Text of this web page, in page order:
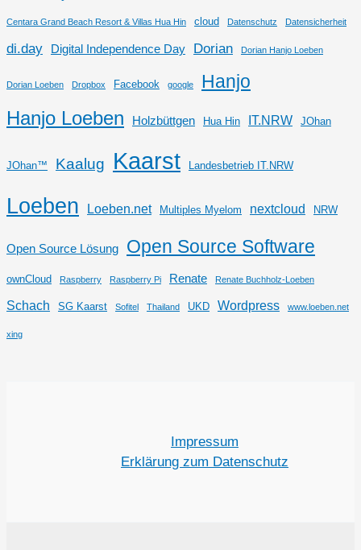
Centara Grand Beach Resort & Villas Hua Hin cloud Datenschutz Datensicherheit
di.day Digital Independence Day Dorian Dorian Hanjo Loeben
Dorian Loeben Dropbox Facebook google
Hanjo
Hanjo Loeben
Holzbüttgen Hua Hin IT.NRW JOhan
JOhan™ Kaalug Kaarst Landesbetrieb IT.NRW
Loeben Loeben.net Multiples Myelom nextcloud NRW
Open Source Lösung Open Source Software
ownCloud Raspberry Raspberry Pi Renate Renate Buchholz-Loeben
Schach SG Kaarst Sofitel Thailand UKD Wordpress www.loeben.net
xing
Impressum
Erklärung zum Datenschutz